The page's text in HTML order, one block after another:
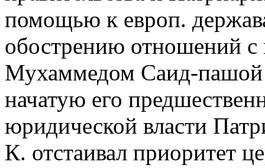
помощью к европ.
обострению отношений с
Мухаммедом Саид-
начатую его
юридической власти
К. отстаивал приоритет